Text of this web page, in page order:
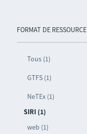
FORMAT DE RESSOURCE
Tous (1)
GTFS (1)
NeTEx (1)
SIRI (1)
web (1)